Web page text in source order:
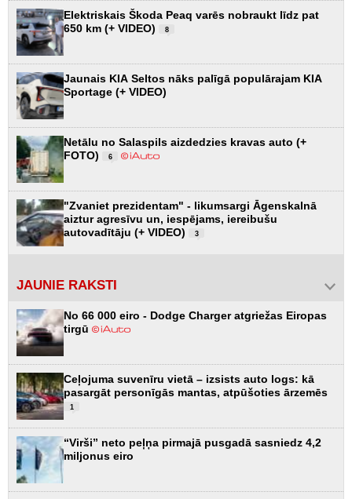
Elektriskais Škoda Peaq varēs nobraukt līdz pat
650 km (+ VIDEO)
8
Jaunais KIA Seltos nāks palīgā populārajam KIA
Sportage (+ VIDEO)
Netālu no Salaspils aizdedzies kravas auto (+
FOTO)
6
"Zvaniet prezidentam" - likumsargi Āgenskalnā
aiztur agresīvu un, iespējams, iereibušu
autovadītāju (+ VIDEO)
3
JAUNIE RAKSTI
No 66 000 eiro - Dodge Charger atgriežas Eiropas
tirgū
Ceļojuma suvenīru vietā – izsists auto logs: kā
pasargāt personīgās mantas, atpūšoties ārzemēs
1
“Virši” neto peļņa pirmajā pusgadā sasniedz 4,2
miljonus eiro